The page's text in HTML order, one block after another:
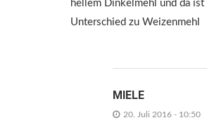
hellem Dinkelmehl und da
Unterschied zu Weizenmehl
MIELE
20. Juli 2016 - 10:50